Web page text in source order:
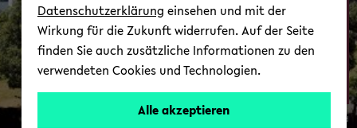
© Uni­ver­si­tät Bie­le­feld
Datenschutzerklärung einsehen und mit der
Wirkung für die Zukunft widerrufen. Auf der Seite
finden Sie auch zusätzliche Informationen zu den
verwendeten Cookies und Technologien.
Alle akzeptieren